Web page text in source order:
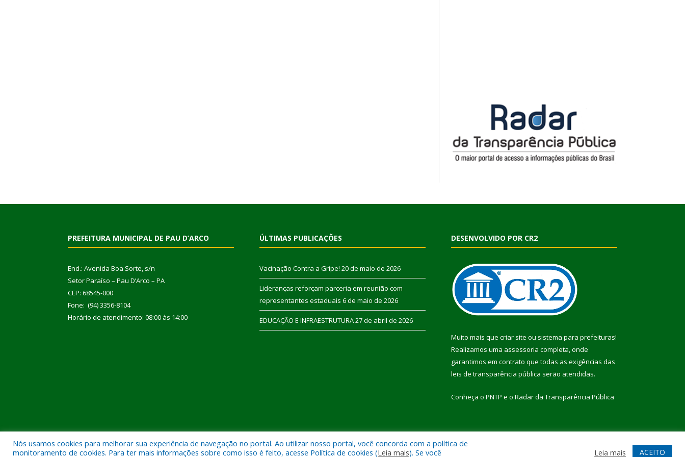
PREFEITURA MUNICIPAL DE PAU D’ARCO
End.: Avenida Boa Sorte, s/n
Setor Paraíso – Pau D’Arco – PA
CEP: 68545-000
Fone: (94) 3356-8104
Horário de atendimento: 08:00 às 14:00
ÚLTIMAS PUBLICAÇÕES
Vacinação Contra a Gripe! 20 de maio de 2026
Lideranças reforçam parceria em reunião com
representantes estaduais 6 de maio de 2026
EDUCAÇÃO E INFRAESTRUTURA27 de abril de 2026
DESENVOLVIDO POR CR2
Muito mais que criar site ou sistema para prefeituras!
Realizamos uma assessoria completa, onde
garantimos em contrato que todas as exigências das
leis de transparência pública serão atendidas.
Conheça o PNTP e o Radar da Transparência Pública
Todos os direitos reservados a Prefeitura Municipal de Pau D’Arco. Mapa do Site Acessar Webmail
Nós usamos cookies para melhorar sua experiência de navegação no portal. Ao utilizar nosso portal, você concorda com a política de
monitoramento de cookies. Para ter mais informações sobre como isso é feito, acesse Política de cookies (Leia mais). Se você
Leia mais ACEITO